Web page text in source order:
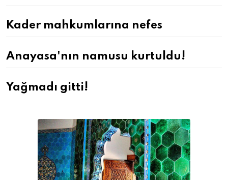
Kader mahkumlarına nefes
Anayasa'nın namusu kurtuldu!
Yağmadı gitti!